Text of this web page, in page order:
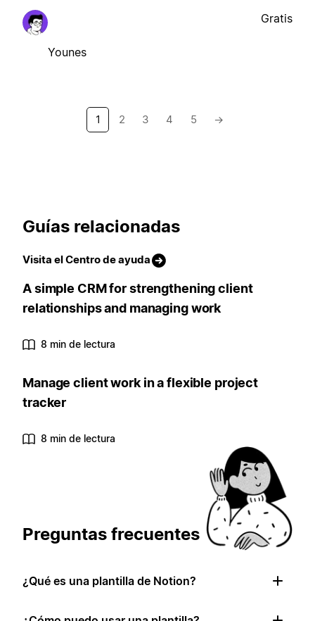
Younes
Gratis
1 2 3 4 5 →
Guías relacionadas
Visita el Centro de ayuda
A simple CRM for strengthening client
relationships and managing work
8 min de lectura
Manage client work in a flexible project
tracker
8 min de lectura
Preguntas frecuentes
¿Qué es una plantilla de Notion?